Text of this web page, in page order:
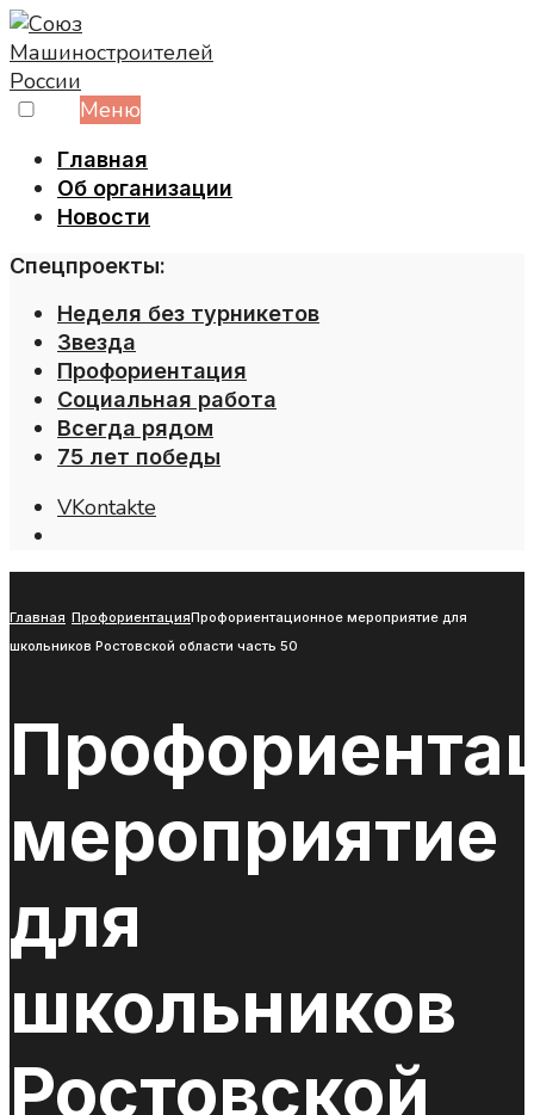
Skip
to
content
Меню
Главная
Об организации
Новости
Спецпроекты:
Неделя без турникетов
Звезда
Профориентация
Социальная работа
Всегда рядом
75 лет победы
VKontakte
Главная ПрофориентацияПрофориентационное мероприятие для
школьников Ростовской области часть 50
мероприятие
для
школьников
Ростовской